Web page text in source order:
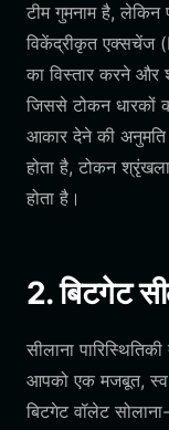
टीम गुमनाम है, लेकिन
विकेंद्रीकृत एक्सचेंज
का विस्तार करने और
जिससे टोकन धारकों
आकार देने की अनुमति
होता है, टोकन
होता है।
2. बिटगेट
सीलाना
आपको एक मजबूत,
बिटगेट वॉलेट